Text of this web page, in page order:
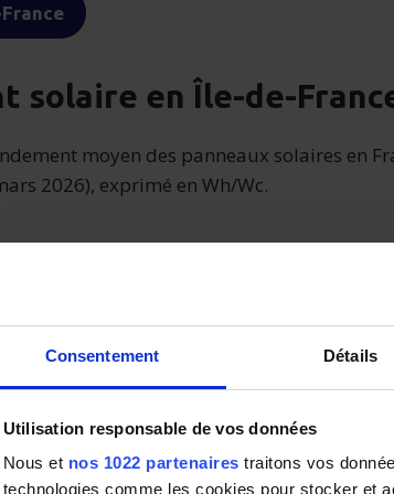
Consentement Détails
Utilisation responsable de vos données
Nous et nos 1022 partenaires traitons vos
technologies comme les cookies pour stocker et
solaire en Île-de-
moyen des panneaux solaires en
2026), exprimé en Wh/Wc.